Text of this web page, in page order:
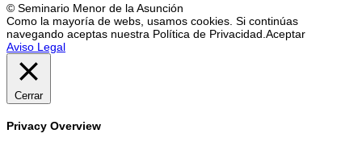
© Seminario Menor de la Asunción
Como la mayoría de webs, usamos cookies. Si continúas
navegando aceptas nuestra Política de Privacidad. Aceptar
Aviso Legal
Cerrar
Privacy Overview